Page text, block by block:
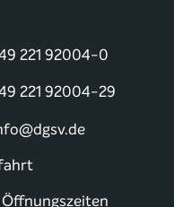
221 92004-0
221 92004-29